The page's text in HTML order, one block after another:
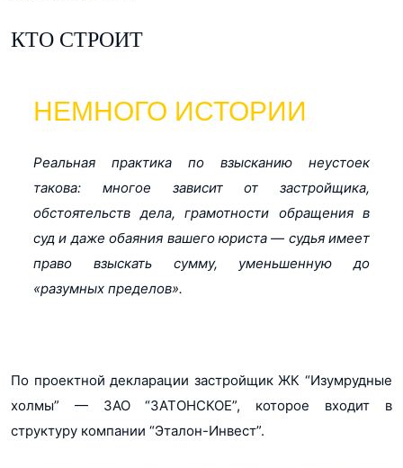
КТО СТРОИТ
НЕМНОГО ИСТОРИИ
Реальная практика по взысканию неустоек
такова: многое зависит от застройщика,
обстоятельств дела, грамотности обращения в
суд и даже обаяния вашего юриста — судья имеет
право взыскать сумму, уменьшенную до
«разумных пределов».
По проектной декларации застройщик ЖК “Изумрудные
холмы” — ЗАО “ЗАТОНСКОЕ”, которое входит в
структуру компании “Эталон-Инвест”.